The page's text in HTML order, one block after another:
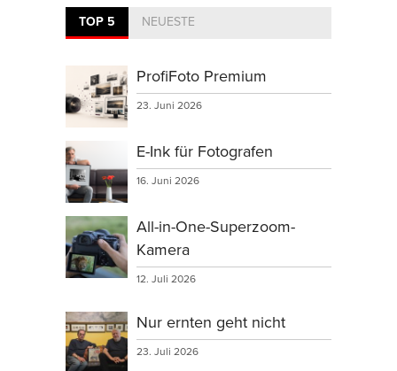
TOP 5 NEUESTE
ProfiFoto Premium
23. Juni 2026
E-Ink für Fotografen
16. Juni 2026
All-in-One-Superzoom-
Kamera
12. Juli 2026
Nur ernten geht nicht
23. Juli 2026